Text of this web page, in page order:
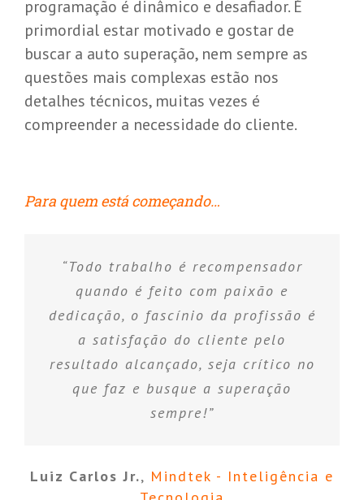
programação é dinâmico e desafiador. É
primordial estar motivado e gostar de
buscar a auto superação, nem sempre as
questões mais complexas estão nos
detalhes técnicos, muitas vezes é
compreender a necessidade do cliente.
Para quem está começando…
“Todo trabalho é recompensador
quando é feito com paixão e
dedicação, o fascínio da profissão é
a satisfação do cliente pelo
resultado alcançado, seja crítico no
que faz e busque a superação
sempre!”
Luiz Carlos Jr., Mindtek - Inteligência e